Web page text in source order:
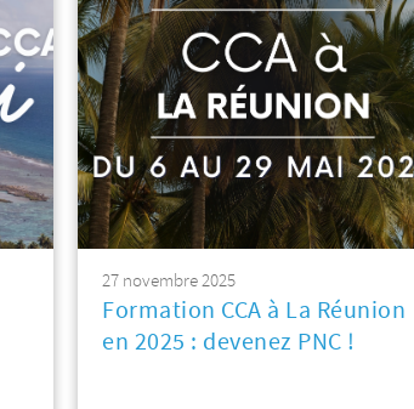
27 novembre 2025
Formation CCA à La Réunion
en 2025 : devenez PNC !